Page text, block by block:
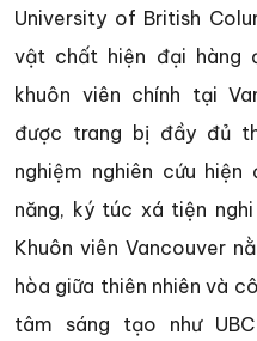
University of British
vật chất hiện đại hàng
khuôn viên chính tại
được trang bị đầy đủ
nghiệm nghiên cứu
năng, ký túc xá tiện
Khuôn viên Vancouver
hòa giữa thiên nhiên và
tâm sáng tạo như